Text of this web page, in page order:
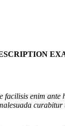
facilisis enim ante
curabitur